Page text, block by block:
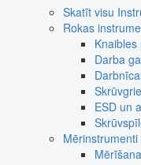
Skatīt visu
Rokas
Darba
ESD un
Mērinstrumenti